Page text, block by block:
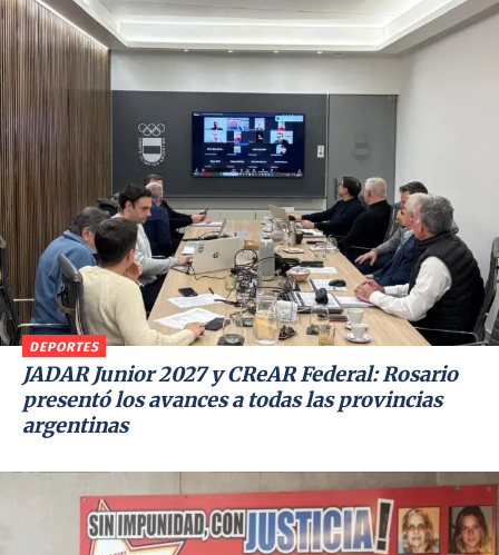
DEPORTES
JADAR Junior 2027 y CReAR Federal: Rosario
presentó los avances a todas las provincias
argentinas